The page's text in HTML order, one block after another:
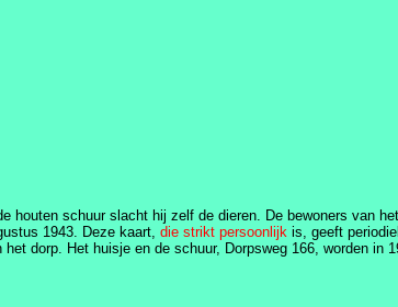
schuur slacht hij zelf de dieren. De bewoners van
1943. Deze kaart, die strikt persoonlijk is, geeft
dorp. Het huisje en de schuur, Dorpsweg 166, worden in